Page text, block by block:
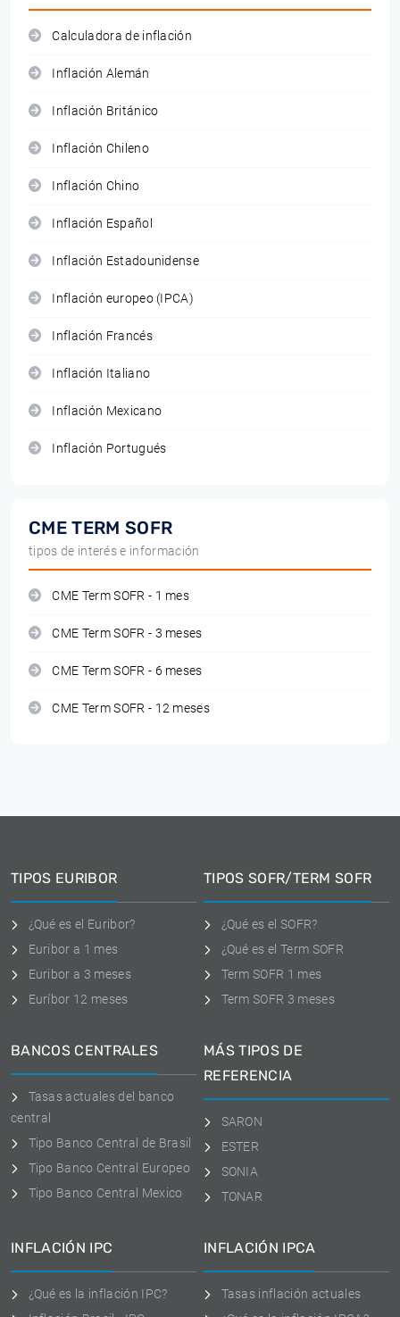
Calculadora de inflación
Inflación Alemán
Inflación Británico
Inflación Chileno
Inflación Chino
Inflación Español
Inflación Estadounidense
Inflación europeo (IPCA)
Inflación Francés
Inflación Italiano
Inflación Mexicano
Inflación Portugués
CME TERM SOFR
tipos de interés e información
CME Term SOFR - 1 mes
CME Term SOFR - 3 meses
CME Term SOFR - 6 meses
CME Term SOFR - 12 meses
TIPOS EURIBOR
¿Qué es el Euribor?
Euribor a 1 mes
Euribor a 3 meses
Euríbor 12 meses
TIPOS SOFR/TERM SOFR
¿Qué es el SOFR?
¿Qué es el Term SOFR
Term SOFR 1 mes
Term SOFR 3 meses
BANCOS CENTRALES
Tasas actuales del banco
central
Tipo Banco Central de Brasil
Tipo Banco Central Europeo
Tipo Banco Central Mexico
MÁS TIPOS DE
REFERENCIA
SARON
ESTER
SONIA
TONAR
INFLACIÓN IPC
¿Qué es la inflación IPC?
INFLACIÓN IPCA
Tasas inflación actuales